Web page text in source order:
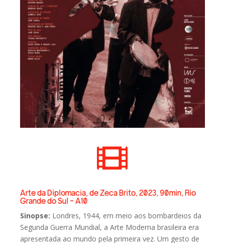

Arte da Diplomacia, de Zeca Brito, 2023, 90min, Rio
Grande do Sul - A10
Sinopse: Londres, 1944, em meio aos bombardeios da
Segunda Guerra Mundial, a Arte Moderna brasileira era
apresentada ao mundo pela primeira vez. Um gesto de